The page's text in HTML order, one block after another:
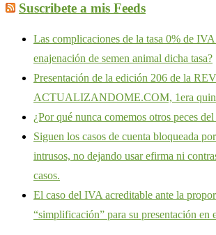
Suscribete a mis Feeds
Las complicaciones de la tasa 0% de
enajenación de semen animal dicha tasa?
Presentación de la edición 206 de la
ACTUALIZANDOME.COM, 1era
¿Por qué nunca comemos otros peces
Siguen los casos de cuenta bloqueada
intrusos, no dejando usar efirma ni
casos.
El caso del IVA acreditable ante la
“simplificación” para su presentación en